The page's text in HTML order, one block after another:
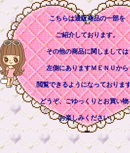
こちらは通販商品の一部を
ご紹介しております。
その他の商品に関しましては
左側にありますＭＥＮＵから
閲覧できるようになっておりま
どうぞ、ごゆっくりとお買い物
お楽しみください。